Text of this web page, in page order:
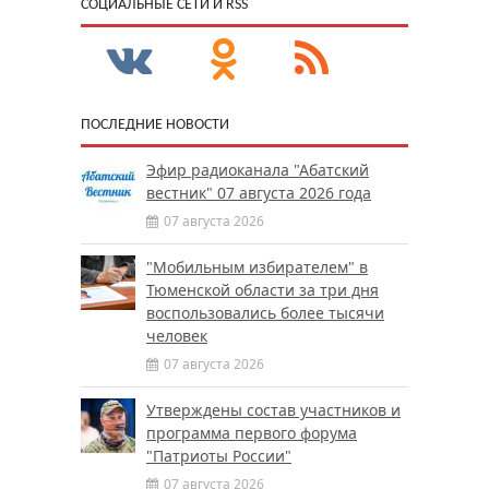
CОЦИАЛЬНЫЕ СЕТИ И RSS
ПОСЛЕДНИЕ НОВОСТИ
Эфир радиоканала "Абатский
вестник" 07 августа 2026 года
07 августа 2026
"Мобильным избирателем" в
Тюменской области за три дня
воспользовались более тысячи
человек
07 августа 2026
Утверждены состав участников и
программа первого форума
"Патриоты России"
07 августа 2026